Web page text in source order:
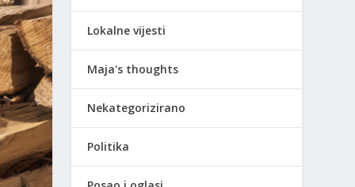
Lokalne vijesti
Maja's thoughts
Nekategorizirano
Politika